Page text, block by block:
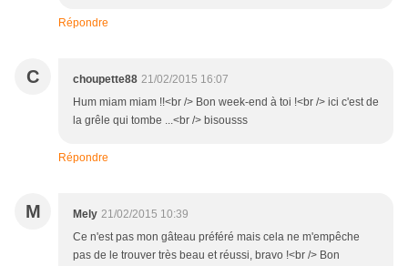
Répondre
C choupette88 21/02/2015 16:07
Hum miam miam !!<br /> Bon week-end à toi !<br /> ici c'est de
la grêle qui tombe ...<br /> bisousss
Répondre
M Mely 21/02/2015 10:39
Ce n'est pas mon gâteau préféré mais cela ne m'empêche
pas de le trouver très beau et réussi, bravo !<br /> Bon